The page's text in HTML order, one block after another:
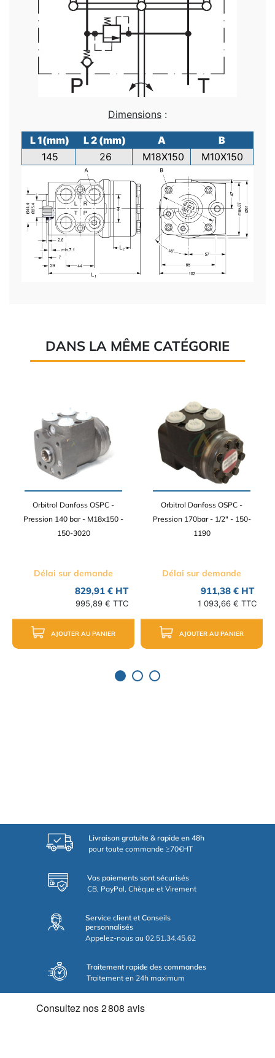
Dimensions :
L 1(mm) L 2 (mm) A
B
145
26 M18X150 M10X150
DANS LA MÊME CATÉGORIE
Orbitrol Danfoss OSPC -
Pression 140 bar - M18x150 -
150-3020
Délai sur demande
829,91 € HT
995,89 € TTC
AJOUTER AU PANIER
Orbitrol Danfoss OSPC -
Pression 170bar - 1/2" - 150-
1190
Délai sur demande
911,38 € HT
1 093,66 € TTC
AJOUTER AU PANIER
Livraison gratuite & rapide en 48h
pour toute commande ≥70€HT
Vos paiements sont sécurisés
CB, PayPal, Chèque et Virement
Service client et Conseils
personnalisés
Appelez-nous au 02.51.34.45.62
Traitement rapide des commandes
Traitement en 24h maximum